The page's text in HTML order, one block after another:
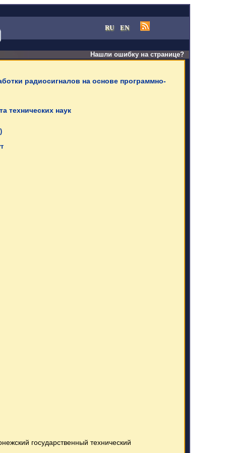
RU EN
Нашли ошибку на странице?
радиосигналов на основе программно-
технических наук
государственный технический